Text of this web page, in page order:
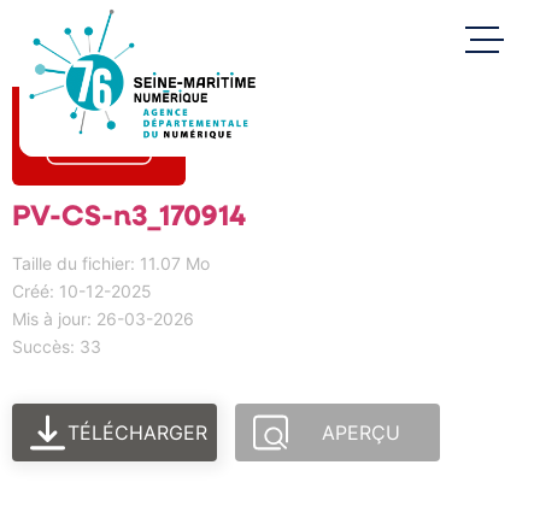
PV-CS-n3_170914
Taille du fichier: 11.07 Mo
Créé: 10-12-2025
Mis à jour: 26-03-2026
Succès: 33
TÉLÉCHARGER APERÇU